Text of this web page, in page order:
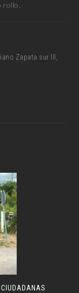
rollo.
Zapata sur lll,